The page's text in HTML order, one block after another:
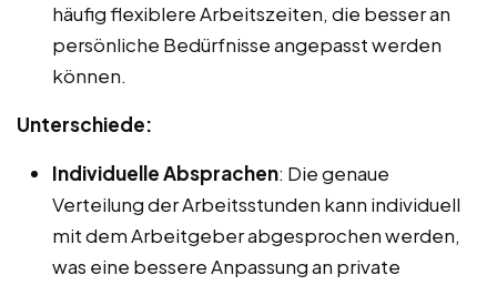
häufig flexiblere Arbeitszeiten, die besser an
persönliche Bedürfnisse angepasst werden
können.
Unterschiede:
Individuelle Absprachen: Die genaue
Verteilung der Arbeitsstunden kann individuell
mit dem Arbeitgeber abgesprochen werden,
was eine bessere Anpassung an private